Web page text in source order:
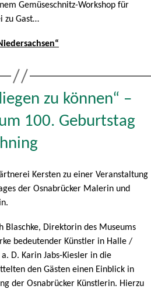
Gemüseschnitz-Workshop für
zu Gast…
zu können“ –
100. Geburtstag
Kersten zu einer Veranstaltung
der Osnabrücker Malerin und
Blaschke, Direktorin des Museums
bedeutender Künstler in Halle /
D. Karin Jabs-Kiesler in die
den Gästen einen Einblick in
der Osnabrücker Künstlerin. Hierzu